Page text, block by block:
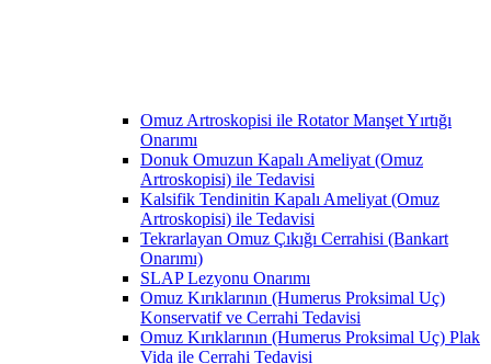
Omuz Artroskopisi ile Rotator Manşet Yırtığı
Onarımı
Donuk Omuzun Kapalı Ameliyat (Omuz
Artroskopisi) ile Tedavisi
Kalsifik Tendinitin Kapalı Ameliyat (Omuz
Artroskopisi) ile Tedavisi
Tekrarlayan Omuz Çıkığı Cerrahisi (Bankart
Onarımı)
SLAP Lezyonu Onarımı
Omuz Kırıklarının (Humerus Proksimal Uç)
Konservatif ve Cerrahi Tedavisi
Omuz Kırıklarının (Humerus Proksimal Uç) Plak
Vida ile Cerrahi Tedavisi